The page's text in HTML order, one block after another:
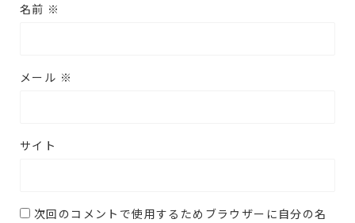
名前 ※
メール ※
サイト
次回のコメントで使用するためブラウザーに自分の名